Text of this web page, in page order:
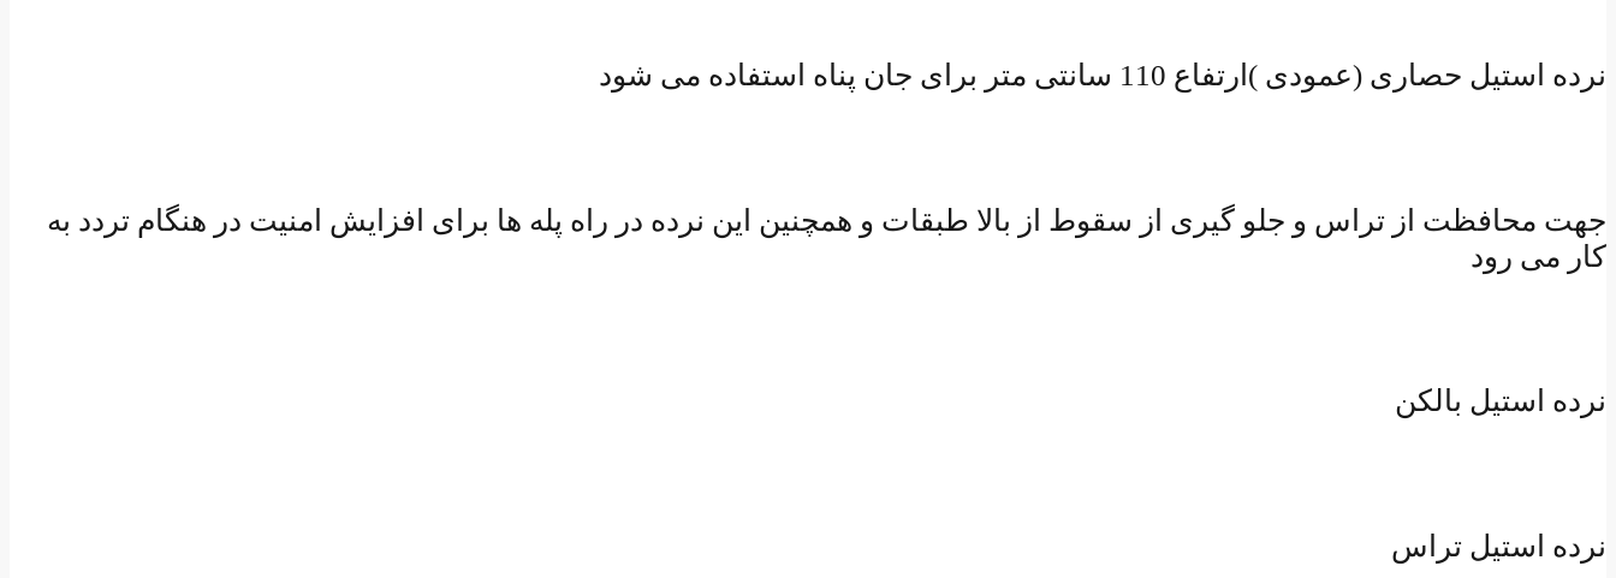
نرده استیل حصاری (عمودی )ارتفاع 110 سانتی متر برای جان پناه استفاده می شود
جهت محافظت از تراس و جلو گیری از سقوط از بالا طبقات و همچنین این نرده در راه پله ها برای افزایش امنیت در هنگام تردد به
کار می رود
نرده استیل بالکن
نرده استیل تراس